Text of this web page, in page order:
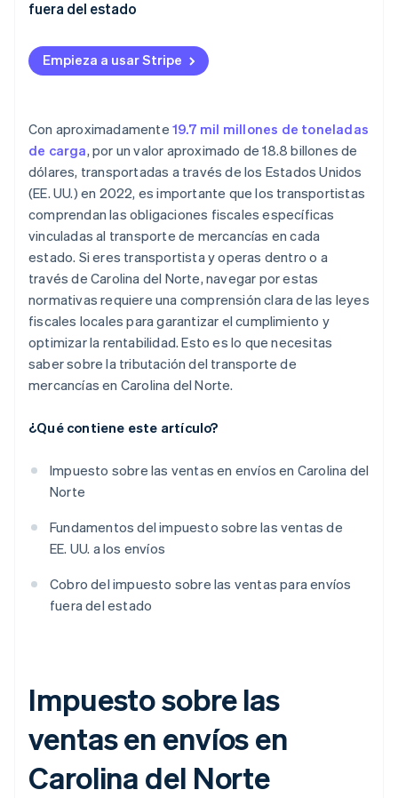
fuera del estado
Empieza a usar Stripe
Con aproximadamente 19.7 mil millones de toneladas
de carga, por un valor aproximado de 18.8 billones de
dólares, transportadas a través de los Estados Unidos
(EE. UU.) en 2022, es importante que los transportistas
comprendan las obligaciones fiscales específicas
vinculadas al transporte de mercancías en cada
estado. Si eres transportista y operas dentro o a
través de Carolina del Norte, navegar por estas
normativas requiere una comprensión clara de las leyes
fiscales locales para garantizar el cumplimiento y
optimizar la rentabilidad. Esto es lo que necesitas
saber sobre la tributación del transporte de
mercancías en Carolina del Norte.
¿Qué contiene este artículo?
Impuesto sobre las ventas en envíos en Carolina del
Norte
Fundamentos del impuesto sobre las ventas de
EE. UU. a los envíos
Cobro del impuesto sobre las ventas para envíos
fuera del estado
Impuesto sobre las
ventas en envíos en
Carolina del Norte